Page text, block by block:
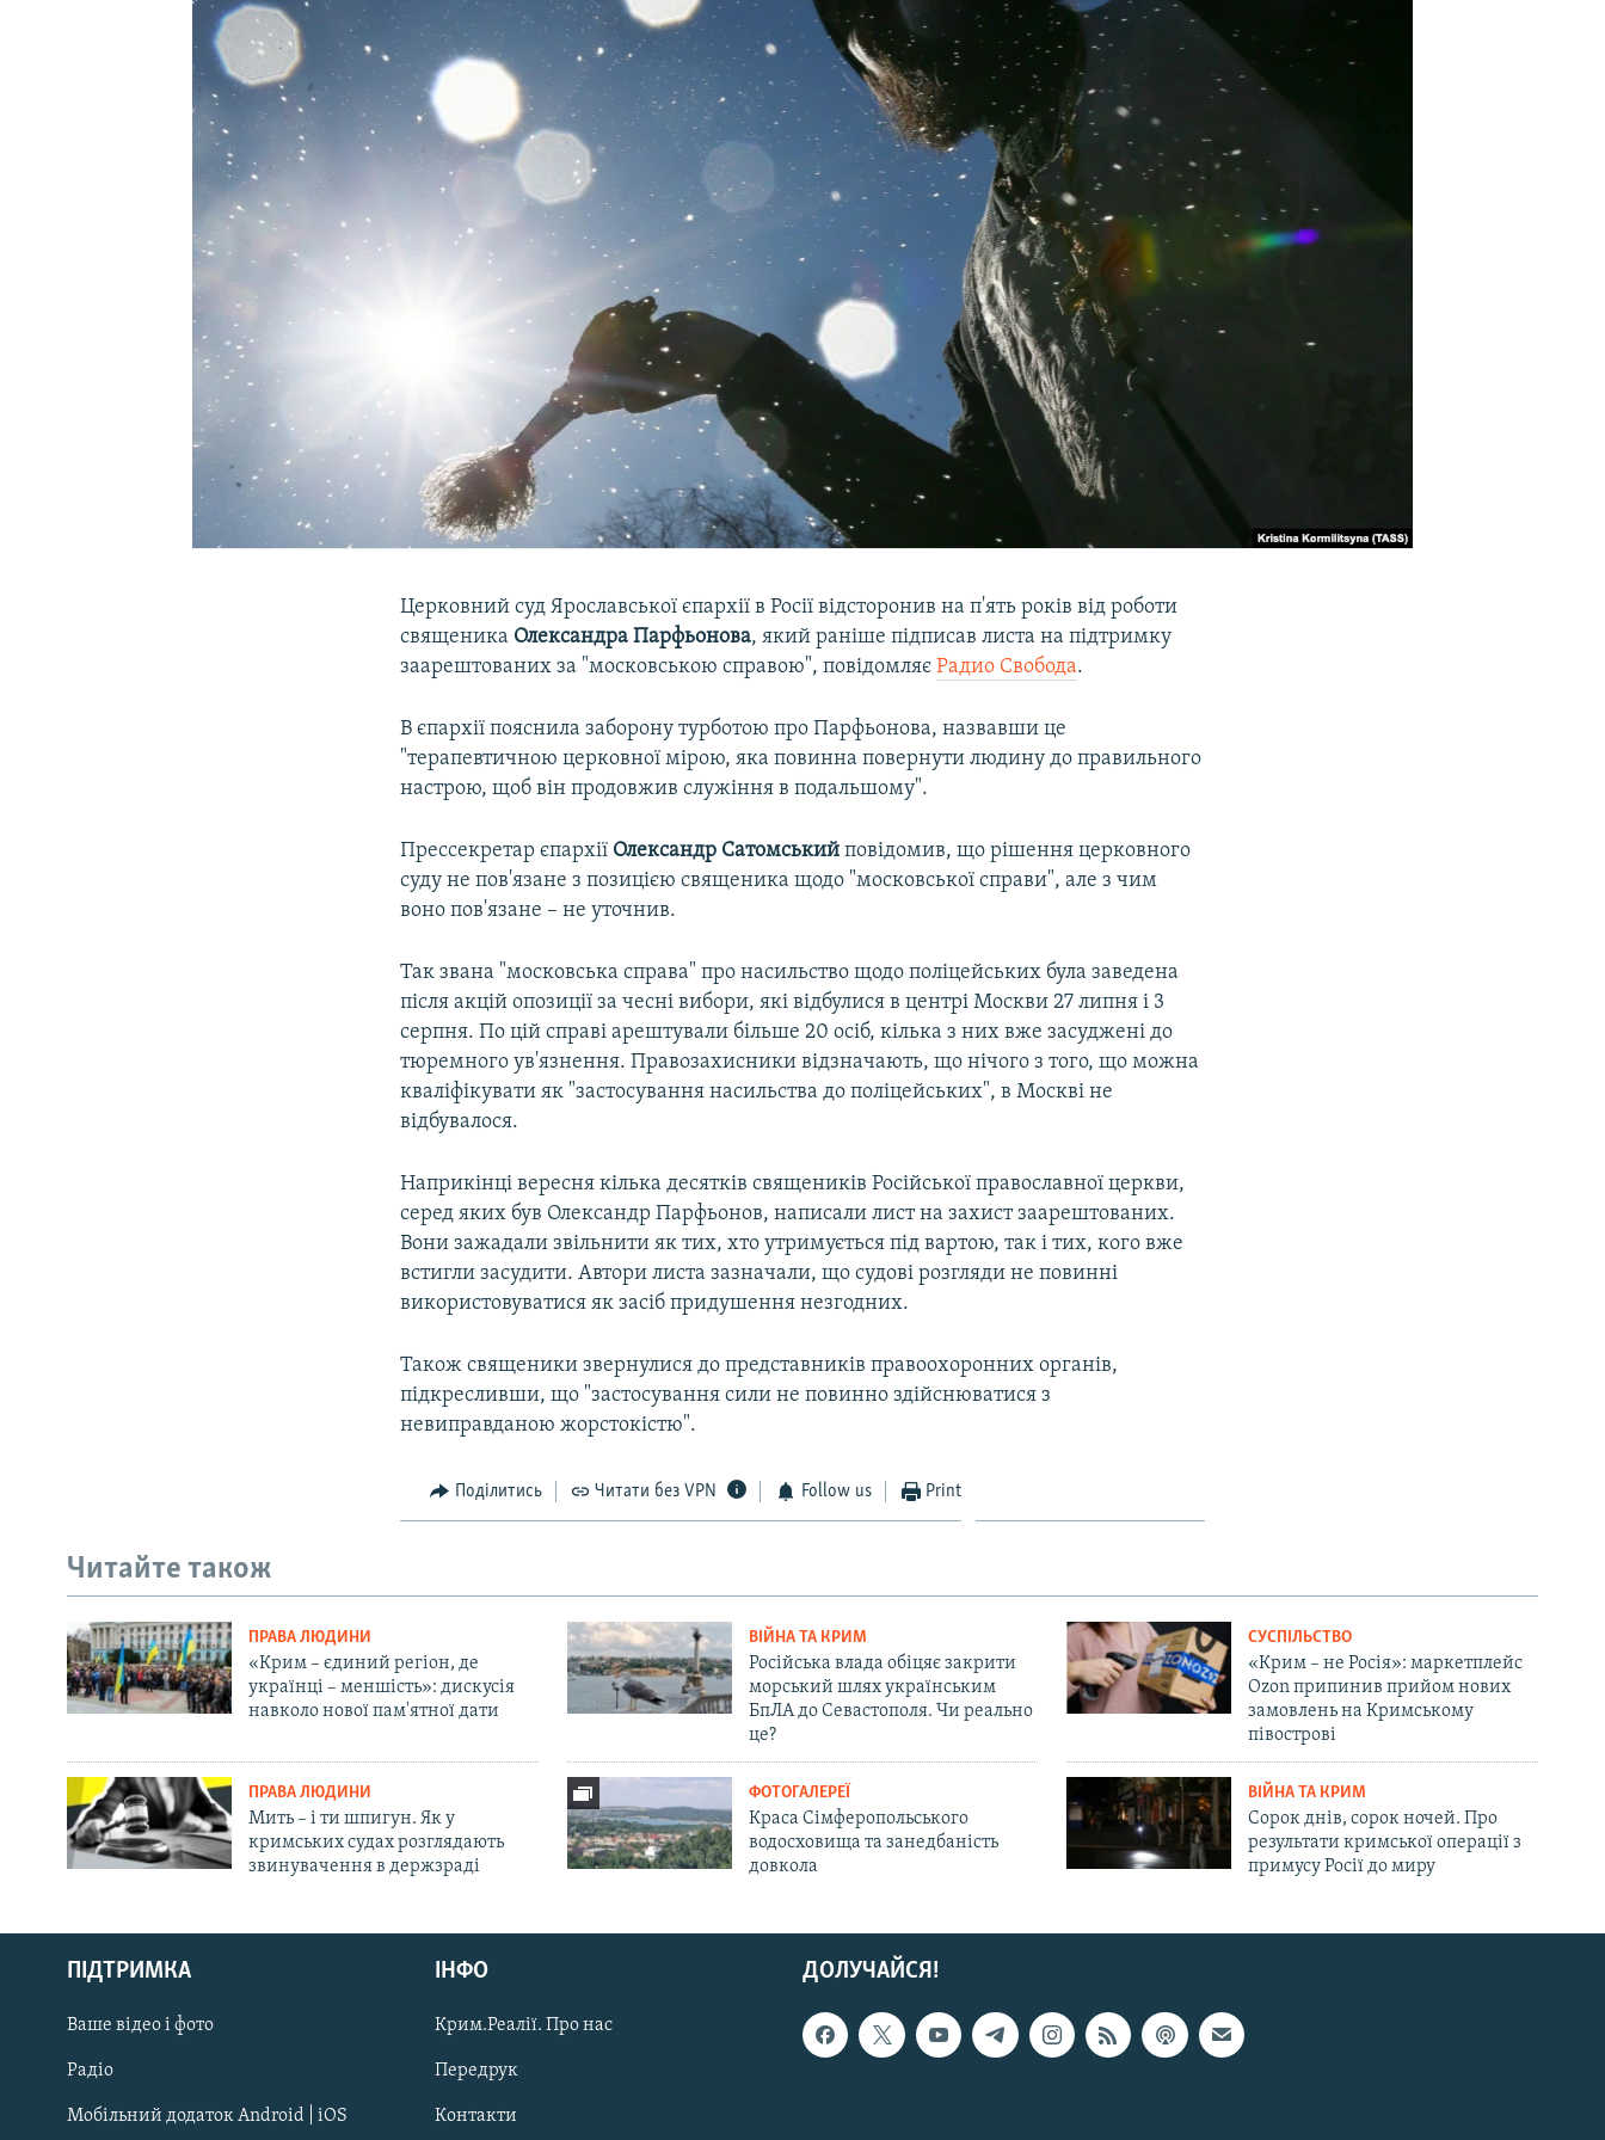
УКРАЇНСЬКА ПРОБЛЕМА КРИМУ
Русский
Qırımtatar
ДОЛУЧАЙСЯ!
Церковний суд Ярославської єпархії в Росії відсторонив на п'ять років від роботи
священика Олександра Парфьонова, який раніше підписав листа на підтримку
заарештованих за "московською справою", повідомляєРадио Свобода.
В єпархії пояснила заборону турботою про Парфьонова, назвавши це
"терапевтичною церковної мірою, яка повинна повернути людину до правильного
настрою, щоб він продовжив служіння в подальшому".
Прессекретар єпархії Олександр Сатомський повідомив, що рішення церковного
суду не пов'язане з позицією священика щодо "московської справи", але з чим
воно пов'язане – не уточнив.
Так звана "московська справа" про насильство щодо поліцейських була заведена
після акцій опозиції за чесні вибори, які відбулися в центрі Москви 27 липня і 3
серпня. По цій справі арештували більше 20 осіб, кілька з них вже засуджені до
тюремного ув'язнення. Правозахисники відзначають, що нічого з того, що можна
кваліфікувати як "застосування насильства до поліцейських", в Москві не
відбувалося.
Наприкінці вересня кілька десятків священиків Російської православної церкви,
серед яких був Олександр Парфьонов, написали лист на захист заарештованих.
Вони зажадали звільнити як тих, хто утримується під вартою, так і тих, кого вже
встигли засудити. Автори листа зазначали, що судові розгляди не повинні
використовуватися як засіб придушення незгодних.
Також священики звернулися до представників правоохоронних органів,
підкресливши, що "застосування сили не повинно здійснюватися з
невиправданою жорстокістю".
Поділитись Читати без VPN Follow us Print
Читайте також
ПРАВА ЛЮДИНИ
«Крим – єдиний регіон, де
українці – меншість»: дискусія
навколо нової пам'ятної дати
ВІЙНА ТА КРИМ
Російська влада обіцяє закрити
морський шлях українським
БпЛА до Севастополя. Чи реально
це?
СУСПІЛЬСТВО
«Крим – не Росія»: маркетплейс
Ozon припинив прийом нових
замовлень на Кримському
півострові
ПРАВА ЛЮДИНИ
Мить – і ти шпигун. Як у
кримських судах розглядають
звинувачення в держзраді
ФОТОГАЛЕРЕЇ
Краса Сімферопольського
водосховища та занедбаність
довкола
ВІЙНА ТА КРИМ
Сорок днів, сорок ночей. Про
результати кримської операції з
примусу Росії до миру
ДОЛУЧАЙСЯ!
ПІДТРИМКА
Ваше відео і фото
Радіо
Мобільний додаток Android | iOS
ІНФО
Крим.Реалії. Про нас
Передрук
Контакти